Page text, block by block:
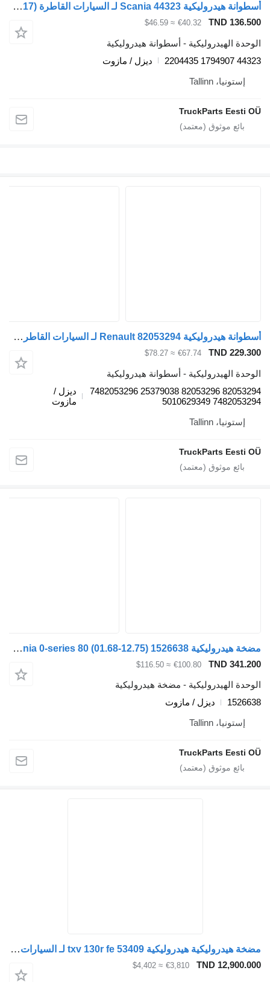
أسطوانة هيدروليكية Scania 44323 لـ السيارات القاطرة Scania P,G,R,T-series (2004-2017)
TND
€40.32
≈ $46.59
الهيدروليكية - أسطوانة هيدروليكية
44323
ديزل / مازوت
إستونيا، Tallinn
TruckParts Eesti
أسطوانة هيدروليكية Renault 82053294 لـ السيارات القاطرة Renault Premium, Premium 2 (1996-2014)
TND
€67.74
≈ $78.27
الهيدروليكية - أسطوانة هيدروليكية
82053294 82053296 25379038 7482053296
7482053294
ديزل /
مازوت
إستونيا، Tallinn
TruckParts Eesti
مضخة هيدروليكية Scania 0-series 80 (01.68-12.75) 1526638 لـ السيارات القاطرة Scania 0-series (1968-1974)
TND
€100.80
≈ $116.50
الهيدروليكية - مضخة هيدروليكية
ديزل / مازوت
إستونيا، Tallinn
TruckParts Eesti
مضخة هيدروليكية هيدروليكية txv 130r fe 53409 لـ السيارات القاطرة
TND
€3,810
≈ $4,402